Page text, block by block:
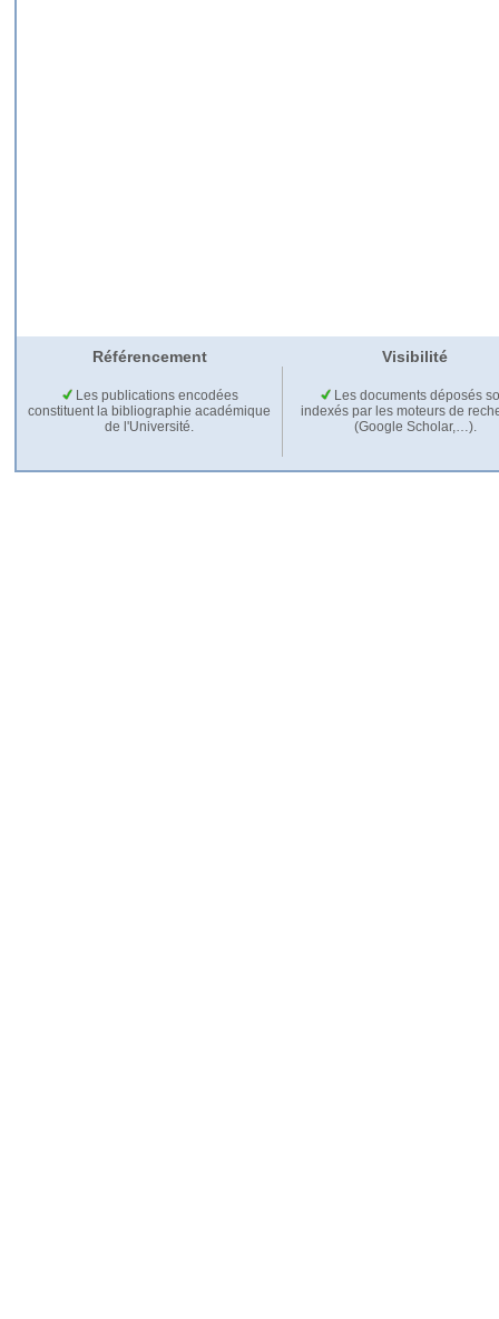
Référencement Visibilité
Les publications encodées
constituent la bibliographie académique
de l'Université.
Les documents déposés
indexés par les moteurs de
(Google Scholar,…).